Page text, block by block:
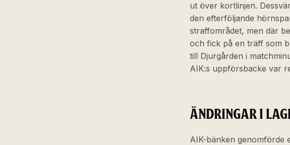
ut över kortlinjen.
den efterföljande
straffområdet, men där
och fick på en träff som
till Djurgården i
AIK:s uppförsbacke var
ÄNDRINGAR I
AIK-bänken genomförde